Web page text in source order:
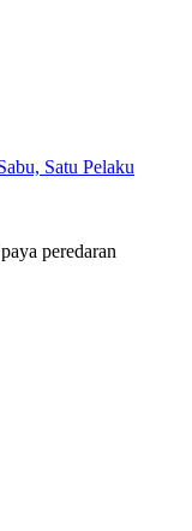
Satu Pelaku
peredaran